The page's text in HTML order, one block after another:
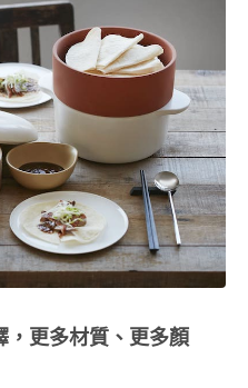
，更多材質、更多顏